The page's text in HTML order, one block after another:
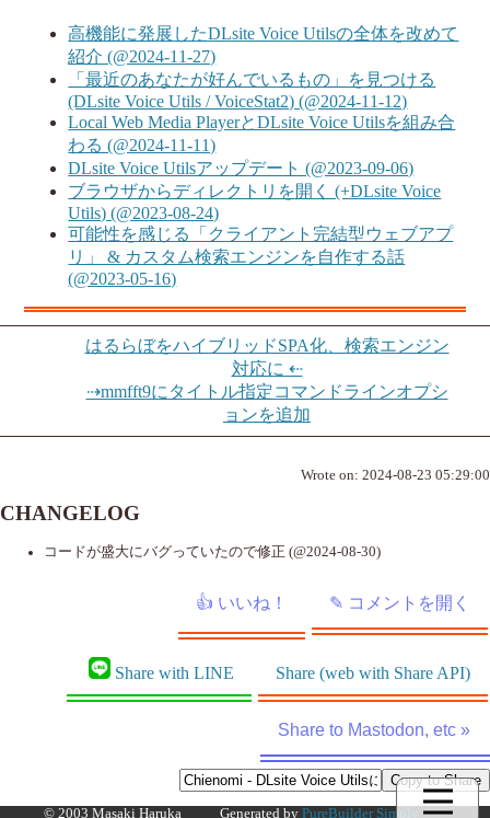
高機能に発展したDLsite Voice Utilsの全体を改めて
紹介 (@2024-11-27)
「最近のあなたが好んでいるもの」を見つける
(DLsite Voice Utils / VoiceStat2) (@2024-11-12)
Local Web Media PlayerとDLsite Voice Utilsを組み合
わる (@2024-11-11)
DLsite Voice Utilsアップデート (@2023-09-06)
ブラウザからディレクトリを開く (+DLsite Voice
Utils) (@2023-08-24)
可能性を感じる「クライアント完結型ウェブアプ
リ」 & カスタム検索エンジンを自作する話
(@2023-05-16)
はるらぼをハイブリッドSPA化、検索エンジン
対応に ⇠
⇢mmfft9にタイトル指定コマンドラインオプシ
ョンを追加
Wrote on: 2024-08-23 05:29:00
CHANGELOG
コードが盛大にバグっていたので修正 (@2024-08-30)
Share with LINE Share (web with Share API)
Share to Mastodon, etc »
© 2003 Masaki Haruka Generated by PureBuilder Simply